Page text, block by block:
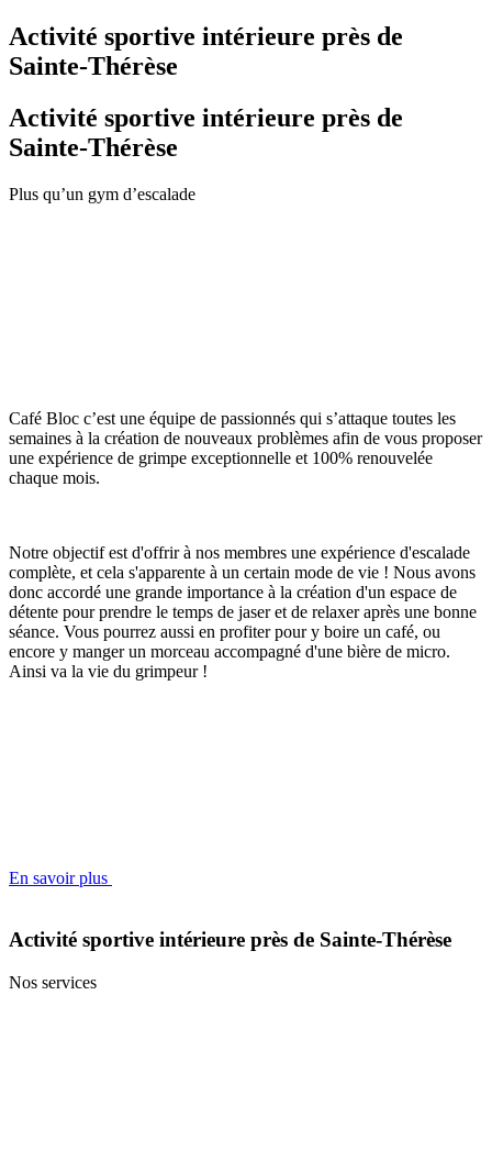
Activité sportive intérieure près de
Sainte-Thérèse
Activité sportive intérieure près de
Sainte-Thérèse
Plus qu’un gym d’escalade
Café Bloc c’est une équipe de passionnés qui s’attaque toutes les
semaines à la création de nouveaux problèmes afin de vous proposer
une expérience de grimpe exceptionnelle et 100% renouvelée
chaque mois.
Notre objectif est d'offrir à nos membres une expérience d'escalade
complète, et cela s'apparente à un certain mode de vie ! Nous avons
donc accordé une grande importance à la création d'un espace de
détente pour prendre le temps de jaser et de relaxer après une bonne
séance. Vous pourrez aussi en profiter pour y boire un café, ou
encore y manger un morceau accompagné d'une bière de micro.
Ainsi va la vie du grimpeur !
En savoir plus
Activité sportive intérieure près de Sainte-Thérèse
Nos services